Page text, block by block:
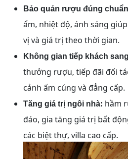
Bảo quản rượu đúng chuẩn
ẩm, nhiệt độ, ánh sáng
vị và giá trị theo thời gian.
Không gian tiếp khách
thưởng rượu, tiếp đãi đối
cảnh ấm cúng và đẳng cấp.
Tăng giá trị ngôi nhà: hầm
đáo, gia tăng giá trị bất
các biệt thự, villa cao cấp.